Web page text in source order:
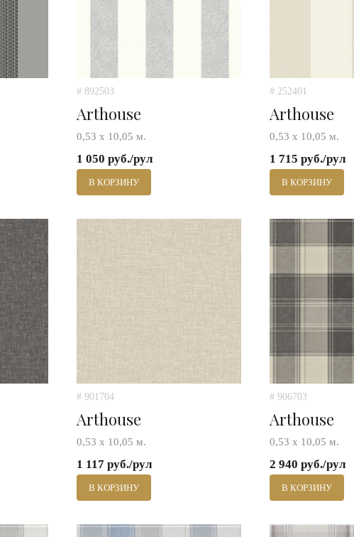
# 892503
Arthouse
0,53 х 10,05 м.
1 050 руб./рул
В КОРЗИНУ
# 252401
Arthouse
0,53 х 10,05 м.
1 715 руб./рул
В КОРЗИНУ
# 901704
Arthouse
0,53 х 10,05 м.
1 117 руб./рул
В КОРЗИНУ
# 906703
Arthouse
0,53 х 10,05 м.
2 940 руб./рул
В КОРЗИНУ